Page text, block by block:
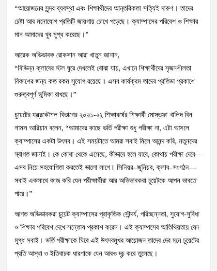
“আয়োজনের সুন্দর ব্যবস্থা এবং শিক্ষার্থীদের আন্তরিকতা সত্যিই দারুণ। তাদের
চেষ্টা আর মনোযোগ প্রতিটি জায়গায় চোখে পড়েছে। ক্যাম্পাসের পরিবেশ ও শিক্ষার
মান আমাদের খুব মুগ্ধ করেছে।”
আরেক অভিভাবক রোকসান আরা খাতুন জানান,
“বিভিন্ন ক্লাবের স্টল ঘুরে দেখলেই বোঝা যায়, এখানে শিক্ষার্থীদের সৃজনশীলতা
বিকাশের জন্য কত রকম সুযোগ রয়েছে। এসব কার্যক্রম তাদের প্রতিভা প্রকাশে
গুরুত্বপূর্ণ ভূমিকা রাখছে।”
চুয়েটের যন্ত্রকৌশল বিভাগের ২০২১-২২ শিক্ষাবর্ষের শিক্ষার্থী মোস্তফা খালিদ বিন
শামস আরিয়ান বলেন, “আমাদের কাছে ভর্তি পরীক্ষা শুধু পরীক্ষা না, এটা আসলে
ক্যাম্পাসের একটা উৎসব। এই সময়টাতে আমরা সবাই মিলে আনন্দ করি, নতুনদের
স্বাগত জানাই। কে কোথা থেকে এসেছে, কীভাবে হলে যাবে, কোথায় পরীক্ষা দেবে—
এসব নিয়ে সহযোগিতা করতেই ভালো লাগে। সিনিয়র–জুনিয়র, ক্লাব–সংগঠন—
সবাই একসাথে কাজ করি যেন পরীক্ষার্থীরা আর অভিভাবকরা চুয়েটকে আপন ভাবতে
পারে।”
আগত অভিভাবকরা চুয়েট ক্যাম্পাসের প্রাকৃতিক সৌন্দর্য, পরিচ্ছন্নতা, সুযোগ-সুবিধা
ও শিক্ষার পরিবেশ দেখে সন্তোষ প্রকাশ করেন। এই ক্যাম্পসের আতিথিয়তায় যেন
মুগ্ধ সবাই। ভর্তি পরীক্ষাকে ঘিরে এই উৎসবমুখর আয়োজন তাদের দের মনে চুয়েটের
প্রতি আস্থা ও ইতিবাচক ধারণাকে যেন আরও দৃঢ় করে তুলেছে।